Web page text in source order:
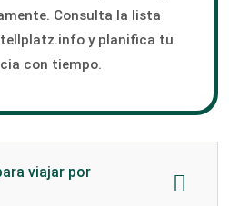
Consulta la lista
y planifica tu
con tiempo.
viajar por